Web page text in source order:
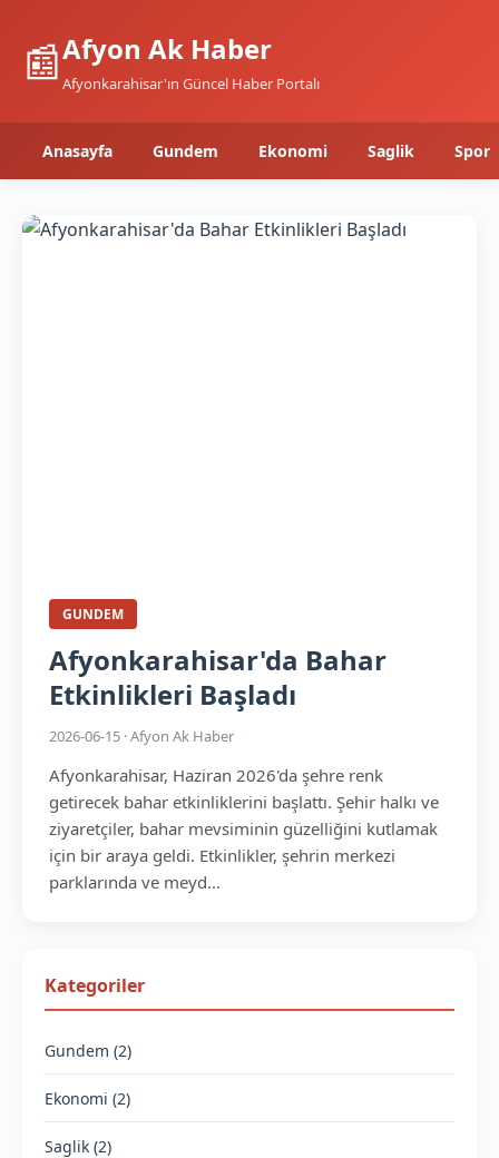
📰Afyon Ak Haber
Afyonkarahisar'ın Güncel Haber Portalı
Anasayfa Gundem Ekonomi Saglik Spor
GUNDEM
Afyonkarahisar'da Bahar
Etkinlikleri Başladı
2026-06-15 · Afyon Ak Haber
Afyonkarahisar, Haziran 2026'da şehre renk
getirecek bahar etkinliklerini başlattı. Şehir halkı ve
ziyaretçiler, bahar mevsiminin güzelliğini kutlamak
için bir araya geldi. Etkinlikler, şehrin merkezi
parklarında ve meyd...
Kategoriler
Gundem (2)
Ekonomi (2)
Saglik (2)